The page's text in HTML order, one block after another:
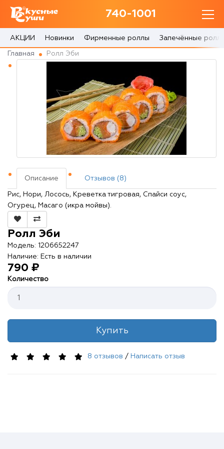
740-1001
740-1001
с 10:00 до 22:30
0 товаров
Главная
О доставке
Блог
АКЦИИ Новинки Фирменные роллы Запечённые
Главная Ролл Эби
Описание Отзывов (8)
Рис, Нори, Лосось, Креветка тигровая, Спайси соус,
Огурец, Масаго (икра мойвы).
Ролл Эби
Модель: 1206652247
Наличие: Есть в наличии
790 ₽
Количество
Купить
8 отзывов / Написать отзыв